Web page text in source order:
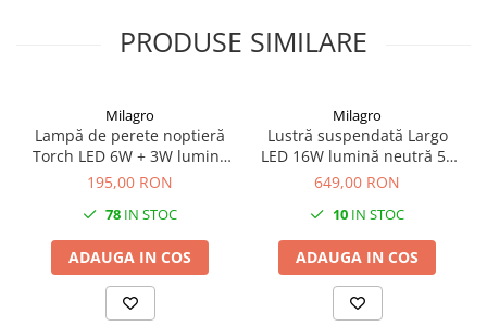
PRODUSE SIMILARE
Milagro
Lampă de perete noptieră
Torch LED 6W + 3W lumină
neutră 55 cm negru
195,00 RON
78 IN STOC
ADAUGA IN COS
Milagro
Lustră suspendată Largo
LED 16W lumină neutră 50
cm auriu
649,00 RON
10 IN STOC
ADAUGA IN COS